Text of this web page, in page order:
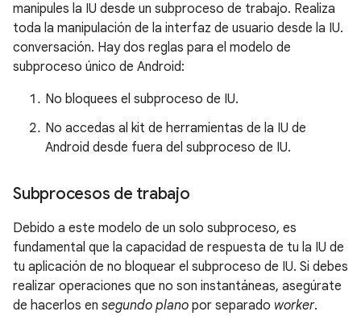
manipules la IU desde un subproceso de trabajo. Realiza
toda la manipulación de la interfaz de usuario desde la IU.
conversación. Hay dos reglas para el modelo de
subproceso único de Android:
No bloquees el subproceso de IU.
No accedas al kit de herramientas de la IU de
Android desde fuera del subproceso de IU.
Subprocesos de trabajo
Debido a este modelo de un solo subproceso, es
fundamental que la capacidad de respuesta de tu la IU de
tu aplicación de no bloquear el subproceso de IU. Si debes
realizar operaciones que no son instantáneas, asegúrate
de hacerlos en segundo plano por separado worker.